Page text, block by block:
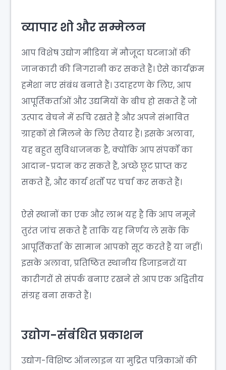
व्यापार शो और सम्मेलन
आप विशेष उद्योग मीडिया में मौजूदा घटनाओं की
जानकारी की निगरानी कर सकते हैं। ऐसे कार्यक्रम
हमेशा नए संबंध बनाते हैं। उदाहरण के लिए, आप
आपूर्तिकर्ताओं और उद्यमियों के बीच हो सकते हैं जो
उत्पाद बेचने में रुचि रखते हैं और अपने संभावित
ग्राहकों से मिलने के लिए तैयार हैं। इसके अलावा,
यह बहुत सुविधाजनक है, क्योंकि आप संपर्कों का
आदान-प्रदान कर सकते हैं, अच्छे छूट प्राप्त कर
सकते हैं, और कार्य शर्तों पर चर्चा कर सकते हैं।
ऐसे स्थानों का एक और लाभ यह है कि आप नमूने
तुरंत जांच सकते हैं ताकि यह निर्णय ले सकें कि
आपूर्तिकर्ता के सामान आपको सूट करते हैं या नहीं।
इसके अलावा, प्रतिष्ठित स्थानीय डिजाइनरों या
कारीगरों से संपर्क बनाए रखने से आप एक अद्वितीय
संग्रह बना सकते हैं।
उद्योग-संबंधित प्रकाशन
उद्योग-विशिष्ट ऑनलाइन या मुद्रित पत्रिकाओं की